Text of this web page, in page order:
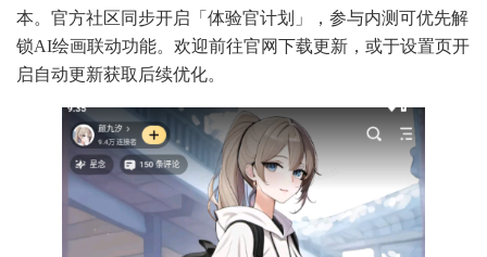
本。官方社区同步开启「体验官计划」，参与内测可优先解
锁AI绘画联动功能。欢迎前往官网下载更新，或于设置页开
启自动更新获取后续优化。